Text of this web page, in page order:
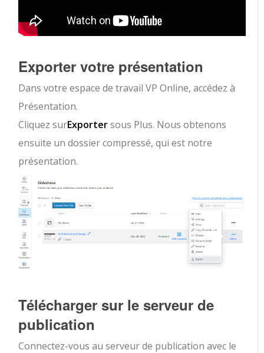
Exporter votre présentation
Dans votre espace de travail VP Online, accédez à
Présentation.
Cliquez surExportersous Plus. Nous obtenons
ensuite un dossier compressé, qui est notre
présentation.
Télécharger sur le serveur de
publication
Connectez-vous au serveur de publication avec le